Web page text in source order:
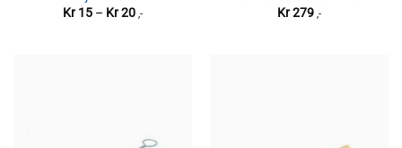
Kr15 – Kr20Prisområde:
,-
Kr279 ,-